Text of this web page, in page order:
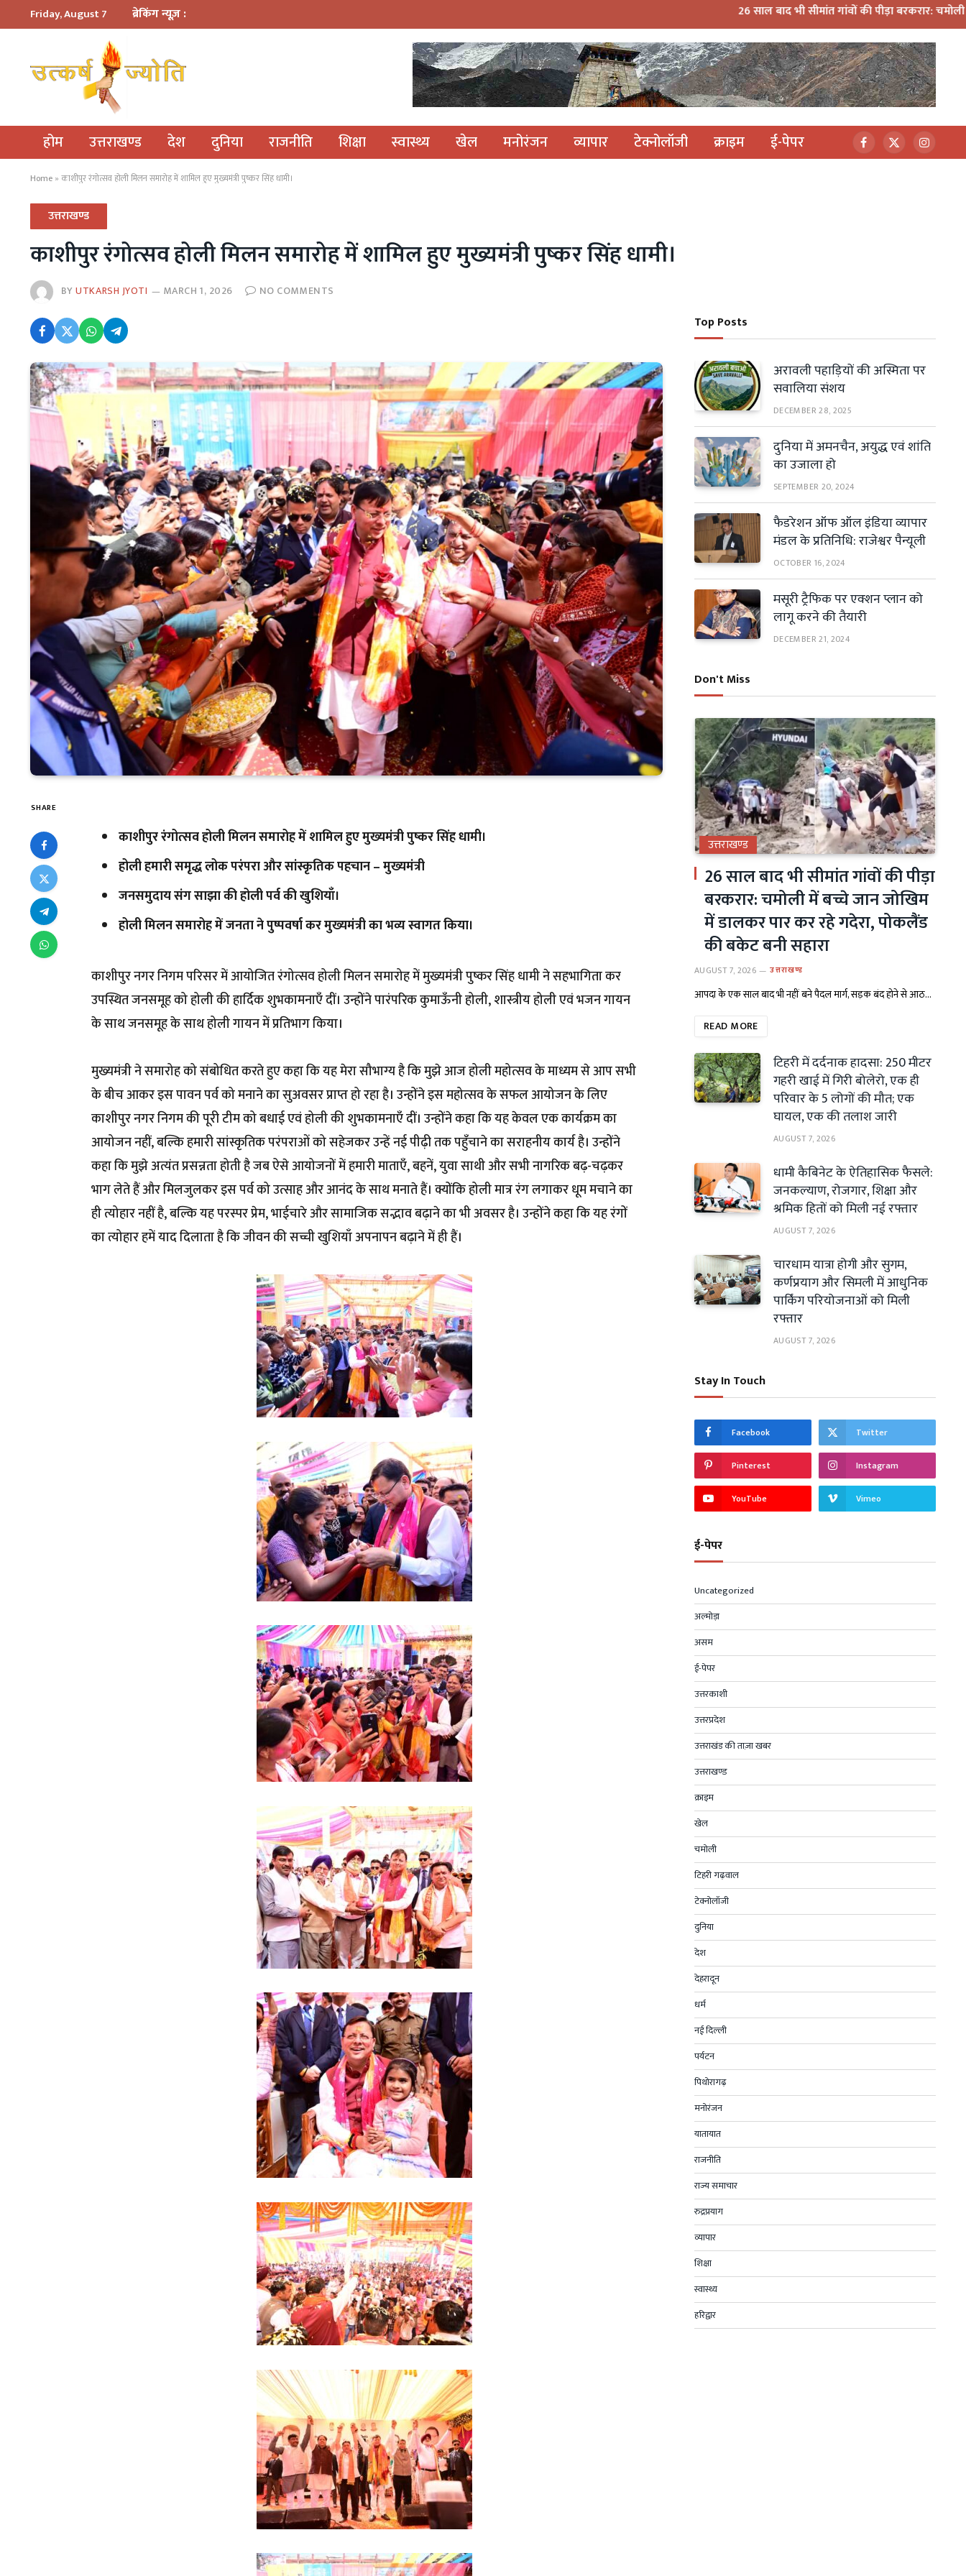
Friday, August 7 ब्रेकिंग न्यूज़ : 26 साल बाद भी सीमांत गांवों की पीड़ा बरकरार: चमोली में बच्चे जान
होम उत्तराखण्ड देश दुनिया राजनीति शिक्षा स्वास्थ्य खेल मनोरंजन व्यापार टेक्नोलॉजी क्राइम ई-पेपर Facebook
X
(Twitter)
Home » काशीपुर रंगोत्सव होली मिलन समारोह में शामिल हुए मुख्यमंत्री पुष्कर सिंह धामी।
उत्तराखण्ड
काशीपुर रंगोत्सव होली मिलन समारोह में शामिल हुए मुख्यमंत्री पुष्कर सिंह धामी।
BYUTKARSH JYOTI MARCH 1, 2026 NO COMMENTS
SHARE
काशीपुर रंगोत्सव होली मिलन समारोह में शामिल हुए मुख्यमंत्री पुष्कर सिंह धामी।
होली हमारी समृद्ध लोक परंपरा और सांस्कृतिक पहचान – मुख्यमंत्री
जनसमुदाय संग साझा की होली पर्व की खुशियाँ।
होली मिलन समारोह में जनता ने पुष्पवर्षा कर मुख्यमंत्री का भव्य स्वागत किया।
काशीपुर नगर निगम परिसर में आयोजित रंगोत्सव होली मिलन समारोह में मुख्यमंत्री पुष्कर सिंह धामी ने सहभागिता कर
उपस्थित जनसमूह को होली की हार्दिक शुभकामनाएँ दीं। उन्होंने पारंपरिक कुमाऊँनी होली, शास्त्रीय होली एवं भजन गायन
के साथ जनसमूह के साथ होली गायन में प्रतिभाग किया।
मुख्यमंत्री ने समारोह को संबोधित करते हुए कहा कि यह मेरा सौभाग्य है कि मुझे आज होली महोत्सव के माध्यम से आप सभी
के बीच आकर इस पावन पर्व को मनाने का सुअवसर प्राप्त हो रहा है। उन्होंने इस महोत्सव के सफल आयोजन के लिए
काशीपुर नगर निगम की पूरी टीम को बधाई एवं होली की शुभकामनाएँ दीं। उन्होंने कहा कि यह केवल एक कार्यक्रम का
आयोजन नहीं, बल्कि हमारी सांस्कृतिक परंपराओं को सहेजकर उन्हें नई पीढ़ी तक पहुँचाने का सराहनीय कार्य है। उन्होंने
कहा कि मुझे अत्यंत प्रसन्नता होती है जब ऐसे आयोजनों में हमारी माताएँ, बहनें, युवा साथी और सभी नागरिक बढ़-चढ़कर
भाग लेते हैं और मिलजुलकर इस पर्व को उत्साह और आनंद के साथ मनाते हैं। क्योंकि होली मात्र रंग लगाकर धूम मचाने का
ही त्योहार नहीं है, बल्कि यह परस्पर प्रेम, भाईचारे और सामाजिक सद्भाव बढ़ाने का भी अवसर है। उन्होंने कहा कि यह रंगों
का त्योहार हमें याद दिलाता है कि जीवन की सच्ची खुशियाँ अपनापन बढ़ाने में ही हैं।
Top Posts
अरावली पहाड़ियों की अस्मिता पर
सवालिया संशय
DECEMBER 28, 2025
दुनिया में अमनचैन, अयुद्ध एवं शांति
का उजाला हो
SEPTEMBER 20, 2024
फैडरेशन ऑफ ऑल इंडिया व्यापार
मंडल के प्रतिनिधि: राजेश्वर पैन्यूली
OCTOBER 16, 2024
मसूरी ट्रैफिक पर एक्शन प्लान को
लागू करने की तैयारी
DECEMBER 21, 2024
Don't Miss
उत्तराखण्ड
26 साल बाद भी सीमांत गांवों की पीड़ा
बरकरार: चमोली में बच्चे जान जोखिम
में डालकर पार कर रहे गदेरा, पोकलैंड
की बकेट बनी सहारा
AUGUST 7, 2026 उत्तराखण्ड
आपदा के एक साल बाद भी नहीं बने पैदल मार्ग, सड़क बंद होने से आठ…
READ MORE
टिहरी में दर्दनाक हादसा: 250 मीटर
गहरी खाई में गिरी बोलेरो, एक ही
परिवार के 5 लोगों की मौत; एक
घायल, एक की तलाश जारी
AUGUST 7, 2026
धामी कैबिनेट के ऐतिहासिक फैसले:
जनकल्याण, रोजगार, शिक्षा और
श्रमिक हितों को मिली नई रफ्तार
AUGUST 7, 2026
चारधाम यात्रा होगी और सुगम,
कर्णप्रयाग और सिमली में आधुनिक
पार्किंग परियोजनाओं को मिली
रफ्तार
AUGUST 7, 2026
Stay In Touch
Facebook Twitter
Pinterest Instagram
YouTube Vimeo
ई-पेपर
Uncategorized
अल्मोड़ा
असम
ई-पेपर
उत्तरकाशी
उत्तरप्रदेश
उत्तराखंड की ताज़ा खबर
उत्तराखण्ड
क्राइम
खेल
चमोली
टिहरी गढ़वाल
टेक्नोलॉजी
दुनिया
देश
देहरादून
धर्म
नई दिल्ली
पर्यटन
पिथोरागढ़
मनोरंजन
यातायात
राजनीति
राज्य समाचार
रुद्रप्रयाग
व्यापार
शिक्षा
स्वास्थ्य
हरिद्वार